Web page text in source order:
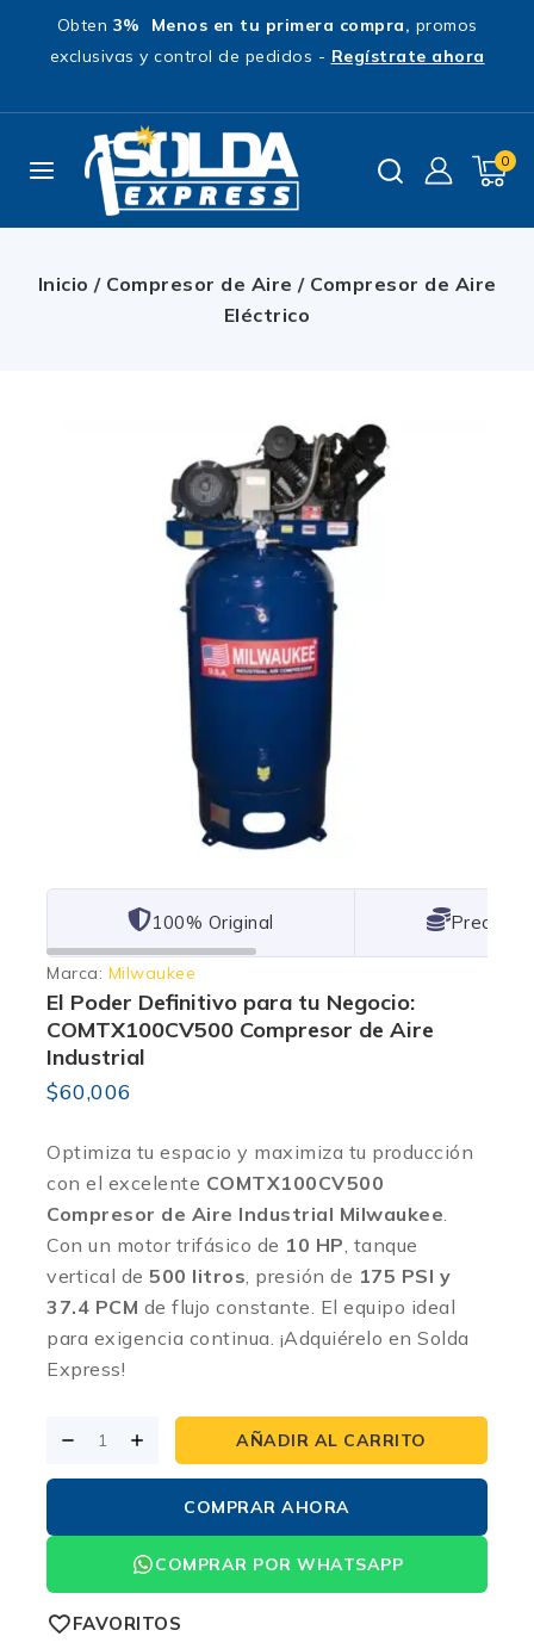
Obten 3% Menos en tu primera compra, promos
exclusivas y control de pedidos - Regístrate ahora
0
Inicio / Compresor de Aire / Compresor de Aire
Eléctrico
101% Original Lowest
Marca: Milwaukee
El Poder Definitivo para tu Negocio:
COMTX100CV500 Compresor de Aire
Industrial
$60,006
Optimiza tu espacio y maximiza tu producción
con el excelente COMTX100CV500
Compresor de Aire Industrial Milwaukee.
Con un motor trifásico de 10 HP, tanque
vertical de 500 litros, presión de 175 PSI y
37.4 PCM de flujo constante. El equipo ideal
para exigencia continua. ¡Adquiérelo en Solda
Express!
AÑADIR AL CARRITO
COMPRAR AHORA
COMPRAR POR WHATSAPP
FAVORITOS